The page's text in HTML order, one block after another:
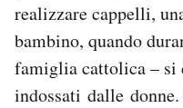
realizzare cappelli,
bambino, quando
famiglia cattolica – si
indossati dalle